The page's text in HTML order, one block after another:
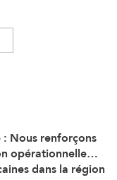
Nous renforçons
opérationnelle…
dans la région